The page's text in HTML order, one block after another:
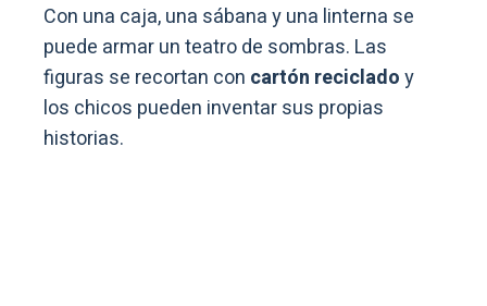
Con una caja, una sábana y una linterna se
puede armar un teatro de sombras. Las
figuras se recortan con cartón recicladoy
los chicos pueden inventar sus propias
historias.